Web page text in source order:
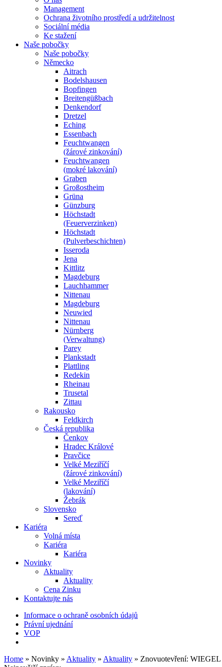
Management
Ochrana životního prostředí a udržitelnost
Sociální média
Ke stažení
Naše pobočky
Naše pobočky
Německo
Aitrach
Bodelshausen
Bopfingen
Breitengüßbach
Denkendorf
Dretzel
Eching
Essenbach
Feuchtwangen
(žárové zinkování)
Feuchtwangen
(mokré lakování)
Graben
Großostheim
Grüna
Günzburg
Höchstadt
(Feuerverzinken)
Höchstadt
(Pulverbeschichten)
Isseroda
Jena
Kittlitz
Magdeburg
Lauchhammer
Nittenau
Magdeburg
Neuwied
Nittenau
Nürnberg
(Verwaltung)
Parey
Plankstadt
Plattling
Redekin
Rheinau
Trusetal
Zittau
Rakousko
Feldkirch
Česká republika
Čenkov
Hradec Králové
Pravčice
Velké Meziříčí
(žárové zinkování)
Velké Meziříčí
(lakování)
Žebrák
Slovensko
Sereď
Kariéra
Volná místa
Kariéra
Kariéra
Novinky
Aktuality
Aktuality
Cena Zinku
Kontaktujte nás
Informace o ochraně osobních údajů
Právní ujednání
VOP
Home » Novinky » Aktuality » Aktuality » Znovuotevření: